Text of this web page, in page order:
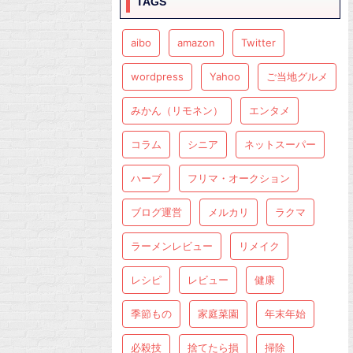
aibo amazon Twitter
wordpress Yahoo ご当地グルメ
みかん（リモネン） エンタメ
コラム シニア ネットスーパー
ハーブ フリマ・オークション
ブログ運営 メルカリ ラクマ
ラーメンレビュー リメイク
レシピ レビュー 健康
季節もの 家庭菜園 年末年始
必殺技 捨てたら損 掃除